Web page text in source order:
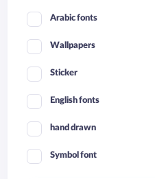
Arabic fonts
Wallpapers
Sticker
English fonts
hand drawn
Symbol font